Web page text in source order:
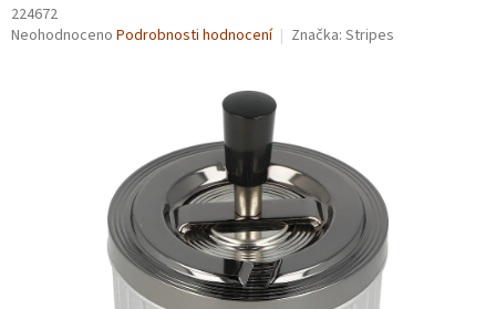
224672
Průměrné
Neohodnoceno Podrobnosti hodnocení Značka: Stripes